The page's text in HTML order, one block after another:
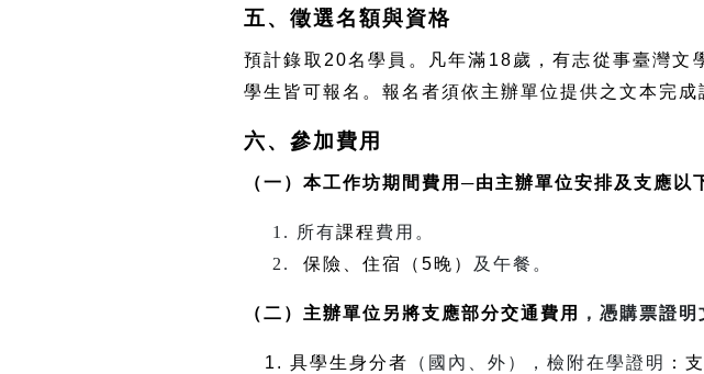
五、徵選名額與資格
預計錄取 20名學員。凡年滿 18歲，有志從事臺灣文
學生皆可報名。報名者須依主辦單位提供之文本完成
六、參加費用
（一）本工作坊期間費用 ─由主辦單位安排及支應以
所有課程 費用。
保險、住宿（ 5晚） 及午餐。
（二）主辦單位另將支應部分交通費用 ，憑購票證
1.具學生身分者 （國內、外），檢附在學證明 ：